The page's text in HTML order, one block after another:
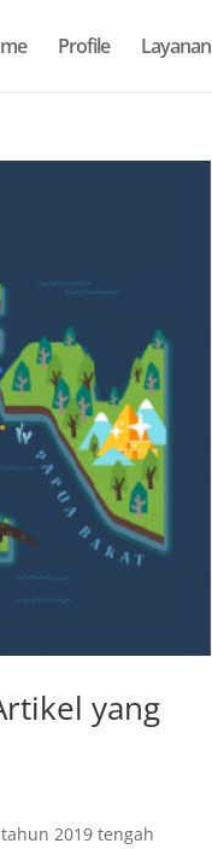
Profile Layanan
yang
2019 tengah